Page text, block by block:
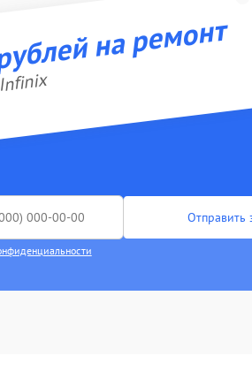
на ремонт
Отправить